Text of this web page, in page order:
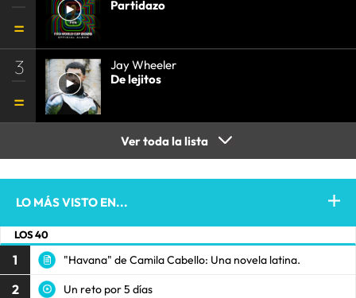
Partidazo
3
Jay Wheeler
De lejitos
Ver toda la lista
LO MÁS VISTO EN...
LOS 40
1 "Havana" de Camila Cabello: Una novela latina.
2 Un reto por 5 días